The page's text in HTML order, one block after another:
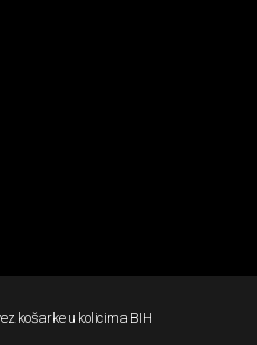
košarke u kolicima BIH